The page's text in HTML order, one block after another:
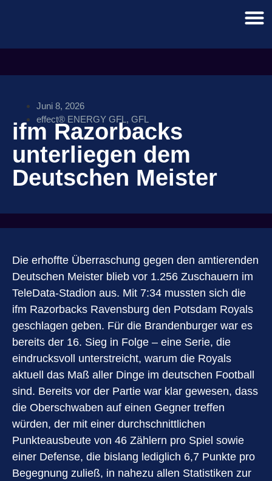
Juni 8, 2026
effect® ENERGY GFL , GFL
ifm Razorbacks
unterliegen dem
Deutschen Meister
Die erhoffte Überraschung gegen den amtierenden
Deutschen Meister blieb vor 1.256 Zuschauern im
TeleData-Stadion aus. Mit 7:34 mussten sich die
ifm Razorbacks Ravensburg den Potsdam Royals
geschlagen geben. Für die Brandenburger war es
bereits der 16. Sieg in Folge – eine Serie, die
eindrucksvoll unterstreicht, warum die Royals
aktuell das Maß aller Dinge im deutschen Football
sind. Bereits vor der Partie war klar gewesen, dass
die Oberschwaben auf einen Gegner treffen
würden, der mit einer durchschnittlichen
Punkteausbeute von 46 Zählern pro Spiel sowie
einer Defense, die bislang lediglich 6,7 Punkte pro
Begegnung zuließ, in nahezu allen Statistiken zur